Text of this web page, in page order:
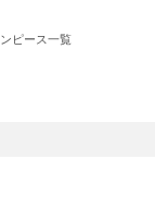
ピース一覧
）のワンピース一覧
ス一覧